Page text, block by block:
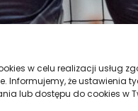
w celu realizacji usług
Informujemy, że ustawienia
lub dostępu do cookies w